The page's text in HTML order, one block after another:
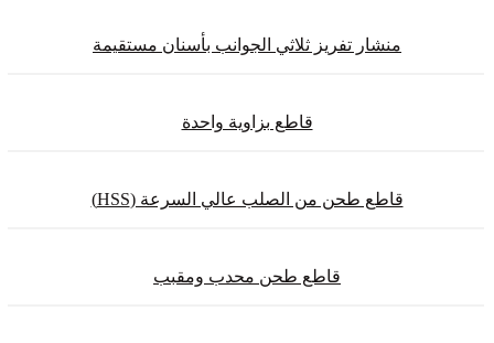
منشار تفريز ثلاثي الجوانب بأسنان مستقيمة
قاطع بزاوية واحدة
قاطع طحن من الصلب عالي السرعة (HSS)
قاطع طحن محدب ومقبب